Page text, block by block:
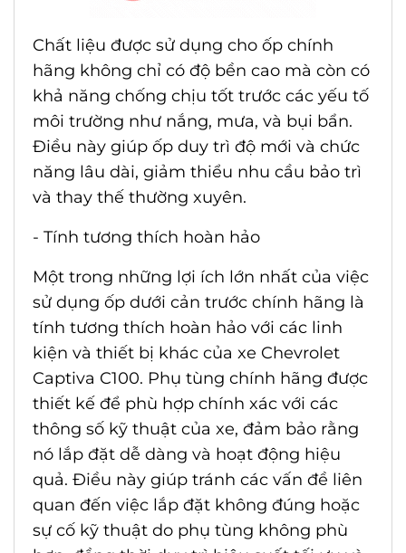
Chất liệu được sử dụng cho ốp chính
hãng không chỉ có độ bền cao mà còn có
khả năng chống chịu tốt trước các yếu tố
môi trường như nắng, mưa, và bụi bẩn.
Điều này giúp ốp duy trì độ mới và chức
năng lâu dài, giảm thiểu nhu cầu bảo trì
và thay thế thường xuyên.
- Tính tương thích hoàn hảo
Một trong những lợi ích lớn nhất của việc
sử dụng ốp dưới cản trước chính hãng là
tính tương thích hoàn hảo với các linh
kiện và thiết bị khác của xe Chevrolet
Captiva C100. Phụ tùng chính hãng được
thiết kế để phù hợp chính xác với các
thông số kỹ thuật của xe, đảm bảo rằng
nó lắp đặt dễ dàng và hoạt động hiệu
quả. Điều này giúp tránh các vấn đề liên
quan đến việc lắp đặt không đúng hoặc
sự cố kỹ thuật do phụ tùng không phù